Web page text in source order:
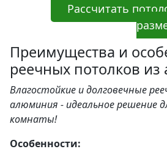
Рассчитать
Преимущества и
реечных потолков
Влагостойкие и долговечные
алюминия - идеальное решение
комнаты!
Особенности: